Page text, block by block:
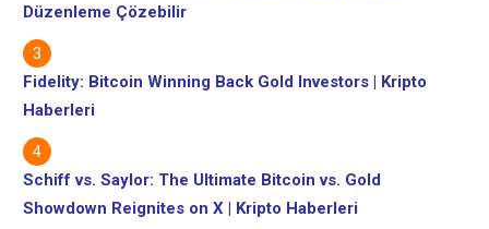
Düzenleme Çözebilir
Fidelity: Bitcoin Winning Back Gold Investors | Kripto
Haberleri
Schiff vs. Saylor: The Ultimate Bitcoin vs. Gold
Showdown Reignites on X | Kripto Haberleri